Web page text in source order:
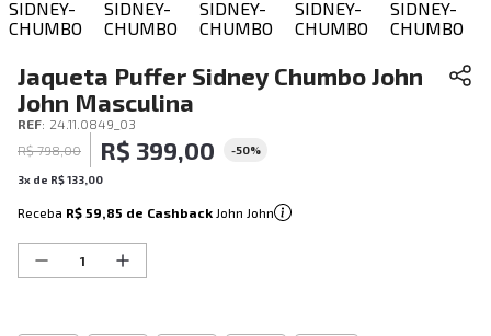
Jaqueta Puffer Sidney Chumbo John
John Masculina
REF: 24.11.0849_03
R$ 798,00 R$ 399,00 -50%
3x de R$133 00
Receba R$ 59,85 de Cashback John John